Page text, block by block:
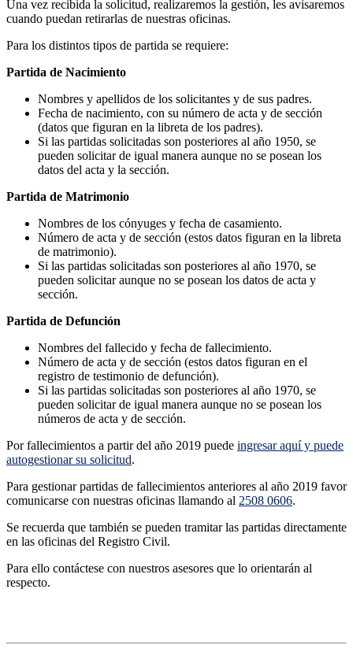
Una vez recibida la solicitud, realizaremos la gestión, les avisaremos
cuando puedan retirarlas de nuestras oficinas.
Para los distintos tipos de partida se requiere:
Partida de Nacimiento
Nombres y apellidos de los solicitantes y de sus padres.
Fecha de nacimiento, con su número de acta y de sección
(datos que figuran en la libreta de los padres).
Si las partidas solicitadas son posteriores al año 1950, se
pueden solicitar de igual manera aunque no se posean los
datos del acta y la sección.
Partida de Matrimonio
Nombres de los cónyuges y fecha de casamiento.
Número de acta y de sección (estos datos figuran en la libreta
de matrimonio).
Si las partidas solicitadas son posteriores al año 1970, se
pueden solicitar aunque no se posean los datos de acta y
sección.
Partida de Defunción
Nombres del fallecido y fecha de fallecimiento.
Número de acta y de sección (estos datos figuran en el
registro de testimonio de defunción).
Si las partidas solicitadas son posteriores al año 1970, se
pueden solicitar de igual manera aunque no se posean los
números de acta y de sección.
Por fallecimientos a partir del año 2019 puede ingresar aquí y puede
autogestionar su solicitud.
Para gestionar partidas de fallecimientos anteriores al año 2019 favor
comunicarse con nuestras oficinas llamando al 2508 0606.
Se recuerda que también se pueden tramitar las partidas directamente
en las oficinas del Registro Civil.
Para ello contáctese con nuestros asesores que lo orientarán al
respecto.